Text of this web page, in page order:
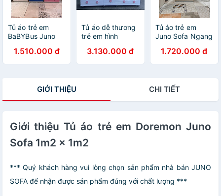
Tủ áo trẻ em
BaBYBus Juno
1.510.000 đ
Tủ áo dễ thương
trẻ em hình
ngang 1m6 x
Cao 1m25 x sâu
3.130.000 đ
Tủ áo trẻ em
Juno Sofa Ngang
1.720.000 đ
GIỚI THIỆU CHI TIẾT
Giới thiệu Tủ áo trẻ em Doremon Juno
Sofa 1m2 x 1m2
*** Quý khách hàng vui lòng chọn sản phẩm nhà bán JUNO
SOFA để nhận được sản phẩm đúng với chất lượng ***